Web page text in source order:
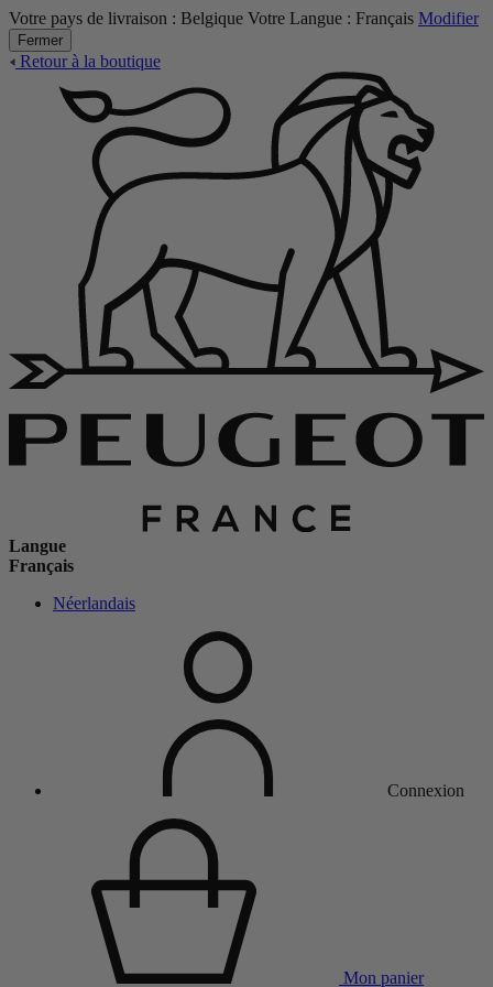
Votre pays de livraison : Belgique Votre Langue : Français Modifier
Fermer
Retour à la boutique
Langue
Français
Néerlandais
Connexion
Mon panier